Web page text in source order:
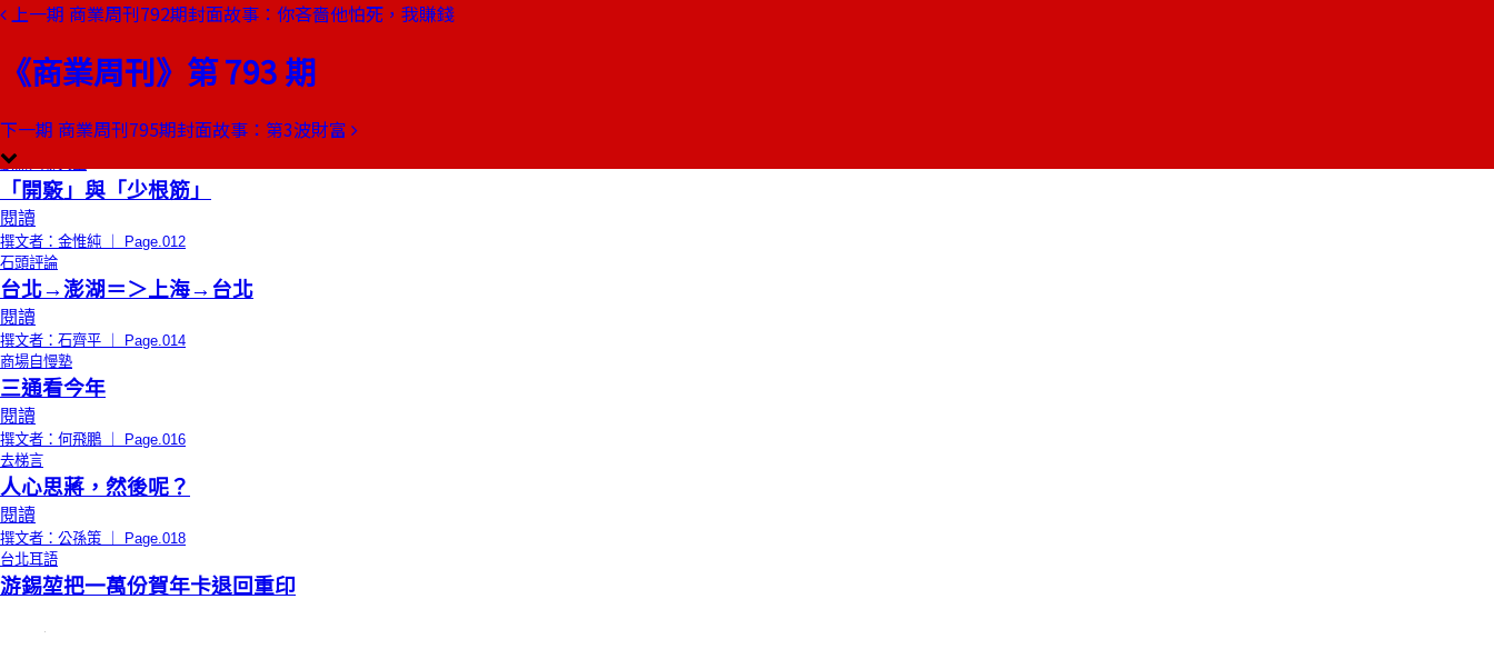
上一期 商業周刊792期封面故事：你吝嗇他怕死，我賺錢
《商業周刊》第 793 期
下一期 商業周刊795期封面故事：第3波財富
本期目錄
限時免費總編輯的話
一千億！
閱讀
撰文者：王文靜 ｜ Page.010
創辦人聊天室
「開竅」與「少根筋」
閱讀
撰文者：金惟純 ｜ Page.012
石頭評論
台北→澎湖＝＞上海→台北
閱讀
撰文者：石齊平 ｜ Page.014
商場自慢塾
三通看今年
閱讀
撰文者：何飛鵬 ｜ Page.016
去梯言
人心思蔣，然後呢？
閱讀
撰文者：公孫策 ｜ Page.018
台北耳語
游錫堃把一萬份賀年卡退回重印